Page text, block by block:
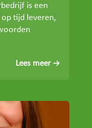
is een
tijd leveren,
Lees meer